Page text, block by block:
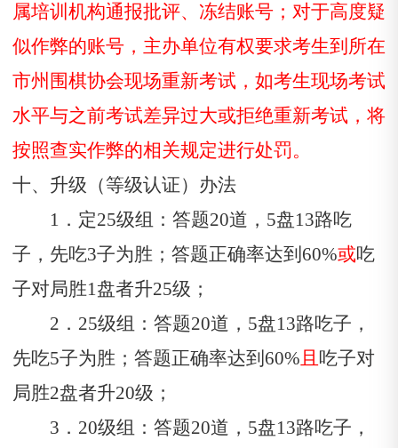
属培训机构通报批评、冻结账号；对于高度疑
似作弊的账号，主办单位有权要求考生到所在
市州围棋协会现场重新考试，如考生现场考试
水平与之前考试差异过大或拒绝重新考试，将
按照查实作弊的相关规定进行处罚。
十、升级（等级认证）办法
1．定25级组：答题20道，5盘13路吃
子，先吃3子为胜；答题正确率达到60%或吃
子对局胜1盘者升25级；
2．25级组：答题20道，5盘13路吃子，
先吃5子为胜；答题正确率达到60%且吃子对
局胜2盘者升20级；
3．20级组：答题20道，5盘13路吃子，